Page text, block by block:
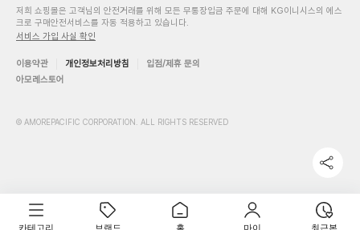
카테고리 브랜드 홈 마이 최근본
저희 쇼핑몰은 고객님의 안전거래를 위해 모든 무통장입금 주문에 대해 KG이니시스의 에스
크로 구매안전서비스를 자동 적용하고 있습니다.
서비스 가입 사실 확인
이용약관 개인정보처리방침
입점/제휴 문의
아모레스토어
© AMOREPACIFIC CORPORATION. ALL RIGHTS RESERVED